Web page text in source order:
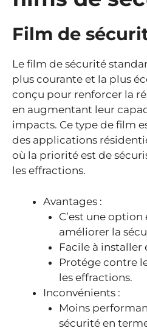
Film de
Le film de sécurité
plus courante et la plus
conçu pour renforcer la
en augmentant leur
impacts. Ce type de film
des applications
où la priorité est de
les effractions.
Avantages :
C’est une
améliorer la
Facile à installer
Protége contre
les effractions.
Inconvénients :
Moins
sécurité en